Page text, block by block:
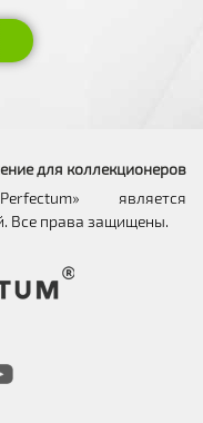
для коллекционеров
является
Все права защищены.